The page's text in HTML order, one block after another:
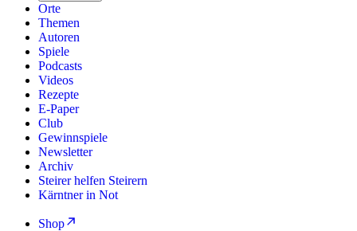
Orte
Themen
Autoren
Spiele
Podcasts
Videos
Rezepte
E-Paper
Club
Gewinnspiele
Newsletter
Archiv
Steirer helfen Steirern
Kärntner in Not
Shop